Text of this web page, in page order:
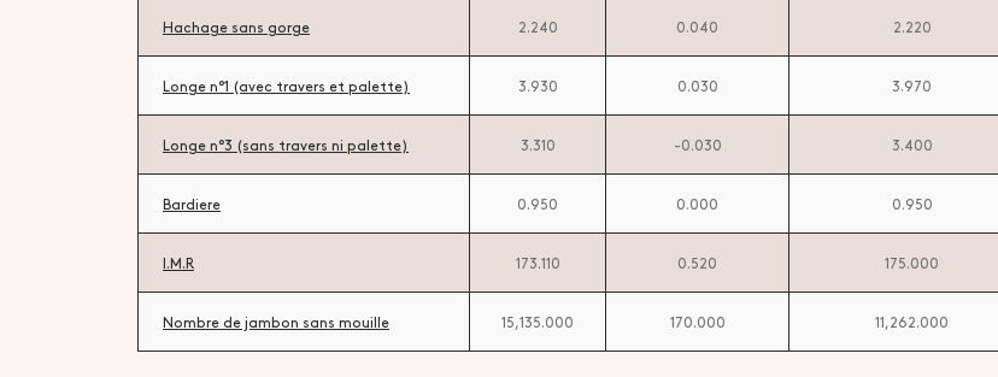
Hachage sans gorge 2.240 0.040 2.220
Longe n°1 (avec travers et palette) 3.930 0.030 3.970
Longe n°3 (sans travers ni palette) 3.310 -0.030 3.400
Bardiere 0.950 0.000 0.950
I.M.R 173.110 0.520 175.000
Nombre de jambon sans mouille 15,135.000 170.000 11,262.000